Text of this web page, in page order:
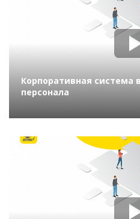
Корпоративная система
персонала